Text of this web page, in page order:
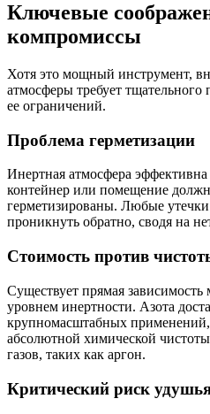
Ключевые
компромиссы
Хотя это мощный инструмент,
атмосферы требует
ее ограничений.
Проблема герметизации
Инертная атмосфера эффективна
контейнер или помещение
герметизированы. Любые утечки
проникнуть обратно, сводя на
Стоимость против
Существует прямая
уровнем инертности. Азота
крупномасштабных
абсолютной химической
газов, таких как аргон.
Критический риск